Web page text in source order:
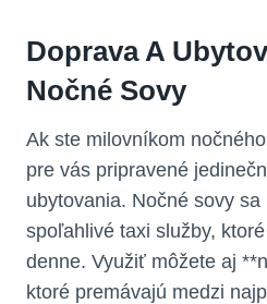
Doprava A
Nočné Sovy
Ak ste milovníkom
pre vás pripravené
ubytovania. Nočné sovy
spoľahlivé taxi služby,
denne. Využiť môžete aj
ktoré premávajú medzi